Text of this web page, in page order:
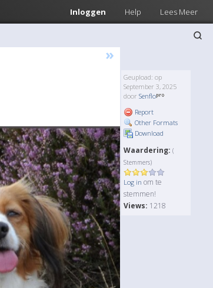
Inloggen Help Lees Meer
»
Geupload: op
September 3, 2025
door Senflo
Report
Other Formats
Download
Waardering: (
Stemmers)
Log in om te
stemmen!
Views: 1218